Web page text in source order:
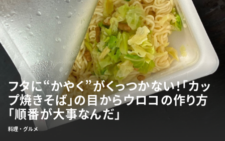
フタに“かやく”がくっつかない！「カッ
プ焼きそば」の目からウロコの作り方
「順番が大事なんだ」
料理・グルメ